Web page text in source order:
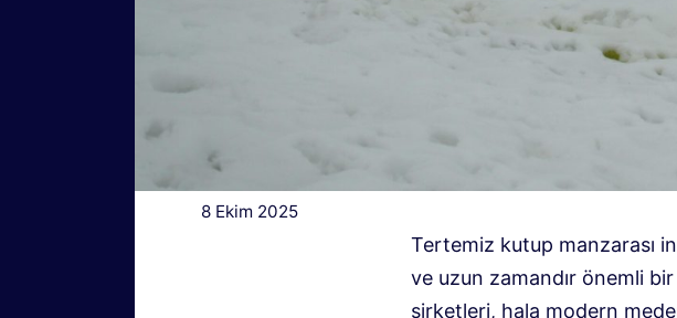
8 Ekim 2025
Tertemiz kutup manzarası
ve uzun zamandır önemli
şirketleri, hala modern